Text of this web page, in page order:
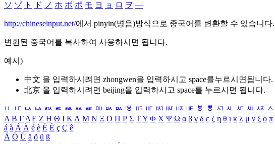
ソ ゾ ト ド ノ ホ ボ ポ モ ヨ ョ ロ ヲ ―
http://chineseinput.net/에서 pinyin(병음)방식으로 중국어를 변환할 수 있습니다.
변환된 중국어를 복사하여 사용하시면 됩니다.
예시)
中文 을 입력하시려면 zhongwen을 입력하시고 space를누르시면됩니다.
北京 을 입력하시려면 beijing을 입력하시고 space를 누르시면 됩니다.
ㅥ ㅦ ㅧ ㅨ ㅩ ㅪ ㅫ ㅬ ㅭ ㅮ ㅯ ㅰ ㅱ ㅲ ㅳ ㅴ ㅵ ㅶ ㅷ ㅸ ㅹ ㅺ ㅻ ㅼ ㅽ ㅾ ㅿ
Α Β ΓΔ Ε Ζ Η Θ Ι ΚΛ Μ Ν Ξ Ο Π Ρ Σ ΤΥ Φ Χ Ψ Ω α β γ δ ε ζ η θ ι κ λ μ ν ξ ο π
á à Á À é è É È ç Ç ê
Ä Ö Ü ä ö ü ß